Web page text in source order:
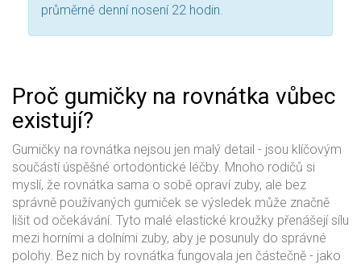
průměrné denní nosení 22 hodin.
Proč gumičky na rovnátka vůbec
existují?
Gumičky na rovnátka nejsou jen malý detail - jsou klíčovým
součástí úspěšné ortodontické léčby. Mnoho rodičů si
myslí, že rovnátka sama o sobě opraví zuby, ale bez
správně používaných gumiček se výsledek může značně
lišit od očekávání. Tyto malé elastické kroužky přenášejí sílu
mezi horními a dolními zuby, aby je posunuly do správné
polohy. Bez nich by rovnátka fungovala jen částečně - jako